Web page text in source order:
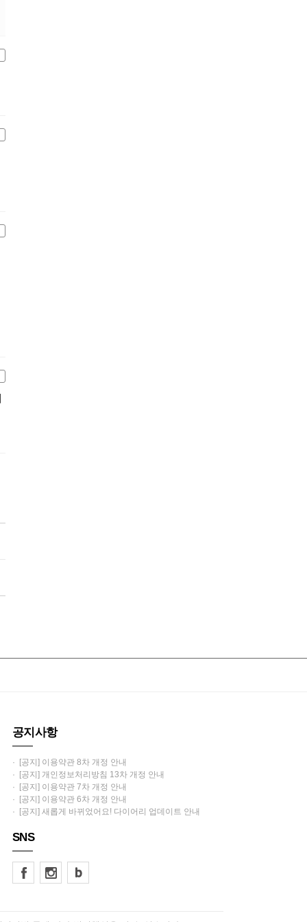
공지사항
· [공지] 이용약관 8차 개정 안내
· [공지] 개인정보처리방침 13차 개정 안내
· [공지] 이용약관 7차 개정 안내
· [공지] 이용약관 6차 개정 안내
· [공지] 새롭게 바뀌었어요! 다이어리 업데이트 안내
SNS